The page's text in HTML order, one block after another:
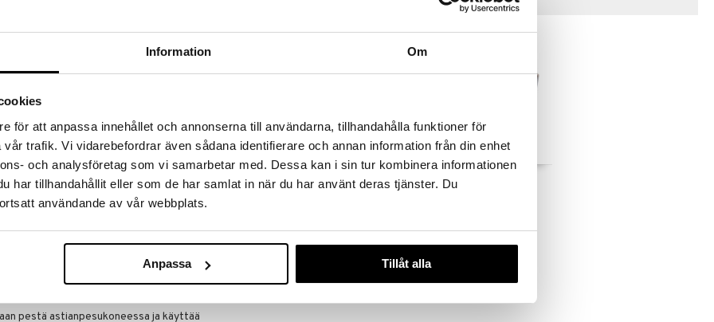
Information Om
för att anpassa innehållet och annonserna till användarna, tillhandahålla funktioner för
trafik. Vi vidarebefordrar även sådana identifierare och annan information från din enhet
och analysföretag som vi samarbetar med. Dessa kan i sin tur kombinera informationen
har tillhandahållit eller som de har samlat in när du har använt deras tjänster. Du
användande av vår webbplats.
Anpassa Tillåt alla
löydöt kotiin!
tehdä löytöjä suuresta ALEstamme. Juuri
suuren valikoiman jännittäviä tuotteita
voivat päästä loppumaan!
lasitettua keramiikkaa. Blomuksen PILAR-
trendikkäillä väreillään ja kestävillä, ajattomilla
kaikki olennaiset osat, jotka astiastoon kuuluvat.
pestä astianpesukoneessa ja käyttää
Fumiko Kulho
11,49 €
Jade Kulho
6,99 €